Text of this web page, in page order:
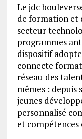
Le jdc
de formation et
secteur
programmes
dispositif
connecte
réseau des
mêmes : depuis
jeunes
personnalisé
et